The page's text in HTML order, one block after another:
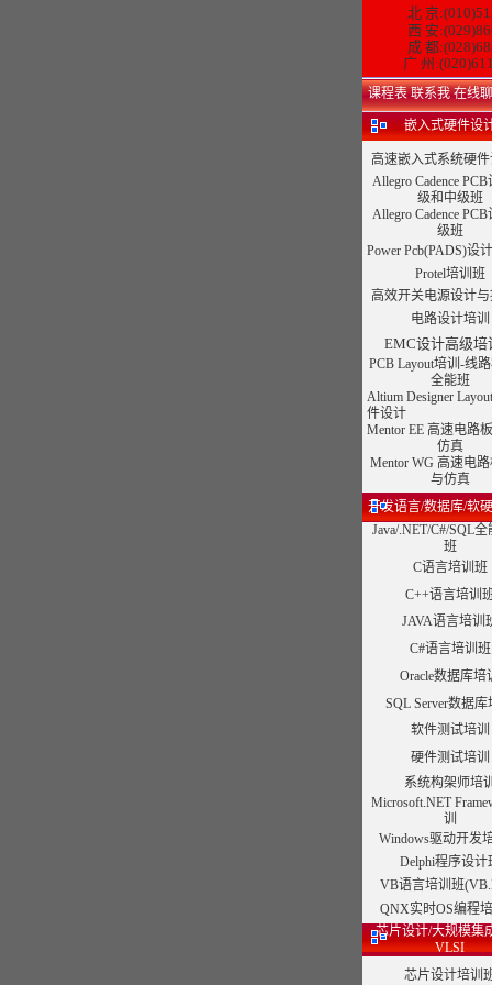
北 京
西 安
成 都
广 州
课程表 联系我 在线聊
嵌入式硬件设
高速嵌入式系统硬
Allegro Cadence
级和中级班
Allegro Cadence
级班
Power Pcb(PADS)设
Protel培训班
高效开关电源设计
电路设计培训
EMC设计高级培
PCB Layout培训-线
全能班
Altium Designer
件设计
Mentor EE 高速电路
仿真
Mentor WG 高速电
与仿真
开发语言/数据库/软
Java/.NET/C#/SQL
班
C语言培训班
C++语言培训
JAVA语言培训
C#语言培训班
Oracle数据库培
SQL Server数据库
软件测试培训
硬件测试培训
系统构架师培
Microsoft.NET
训
Windows驱动开发
Delphi程序设计
VB语言培训班
QNX实时OS编程
芯片设计/大规模集
VLSI
芯片设计培训